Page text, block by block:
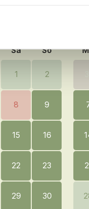
Sa So
1 2
8 9
15 16
22 23
29 30